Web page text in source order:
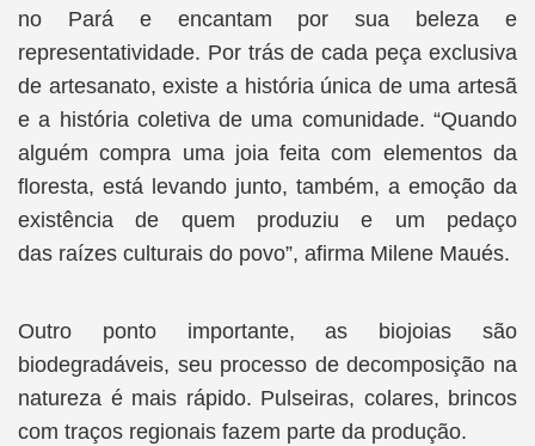
no Pará e encantam por sua beleza e
representatividade. Por trás de cada peça exclusiva
de artesanato, existe a história única de uma artesã
e a história coletiva de uma comunidade. “Quando
alguém compra uma joia feita com elementos da
floresta, está levando junto, também, a emoção da
existência de quem produziu e um pedaço
das raízes culturais do povo”, afirma Milene Maués.
Outro ponto importante, as biojoias são
biodegradáveis, seu processo de decomposição na
natureza é mais rápido. Pulseiras, colares, brincos
com traços regionais fazem parte da produção.